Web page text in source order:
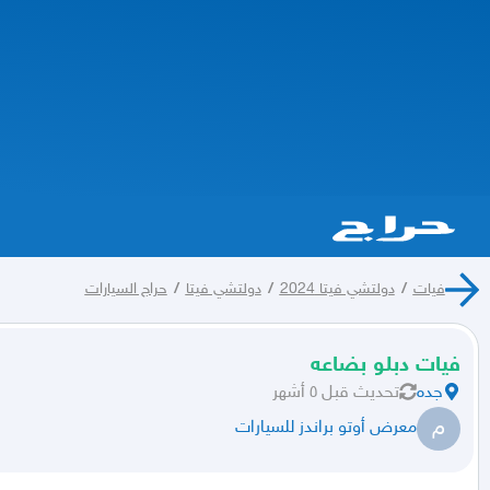
فيات / دولتشي فيتا 2024 / دولتشي فيتا / حراج السيارات
فيات دبلو بضاعه
جده تحديث قبل ٥ أشهر
م معرض أوتو براندز للسيارات